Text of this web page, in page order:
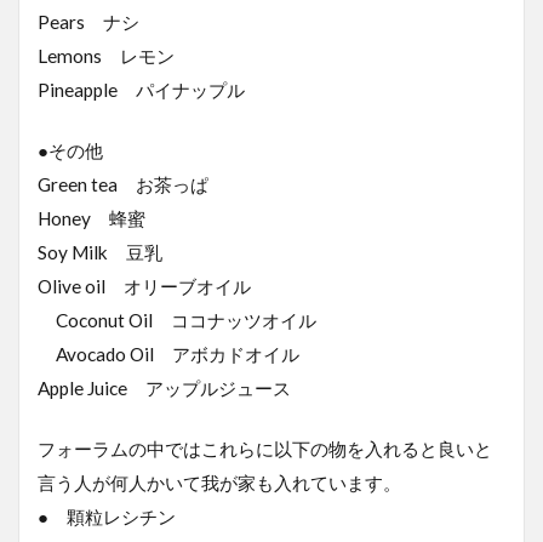
Pears ナシ
Lemons レモン
Pineapple パイナップル
●その他
Green tea お茶っぱ
Honey 蜂蜜
Soy Milk 豆乳
Olive oil オリーブオイル
Coconut Oil ココナッツオイル
Avocado Oil アボカドオイル
Apple Juice アップルジュース
フォーラムの中ではこれらに以下の物を入れると良いと
言う人が何人かいて我が家も入れています。
● 顆粒レシチン